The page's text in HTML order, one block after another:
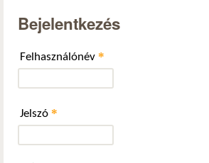
Bejelentkezés
Felhasználónév *
Jelszó *